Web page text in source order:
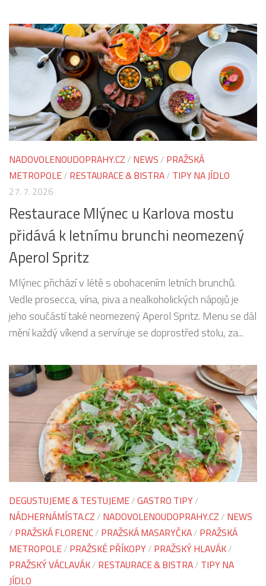
NADOVOLENOUDOPRAHY.CZ / NEWS / PRAŽSKÁ
METROPOLE/ RESTAURACE & BISTRA/ TIPY NA JÍDLO
27. 7. 2026
Restaurace Mlýnec u Karlova mostu
přidává k letnímu brunchi neomezený
Aperol Spritz
Mlýnec přichází v létě s obohacením letních brunchů.
Vedle prosecca, vína, piva a nealkoholických nápojů je
jeho součástí také neomezený Aperol Spritz. Menu se dál
mění každý víkend a servíruje se doprostřed stolu, za...
DEGUSTUJEME & TESTUJEME/GASTRO TIPY/
NÁDHERNÁMÍSTA.CZ / NADOVOLENOUDOPRAHY.CZ / NEWS
/ PRAŽSKÁ FLORENC/ PRAŽSKÁ MASARYČKA/ PRAŽSKÁ
METROPOLE/ PRAŽSKÉ PŘÍKOPY/ PRAŽSKÝ HLAVÁK/
PRAŽSKÝ VÁCLAVÁK/ RESTAURACE & BISTRA/ TIPY NA
JÍDLO